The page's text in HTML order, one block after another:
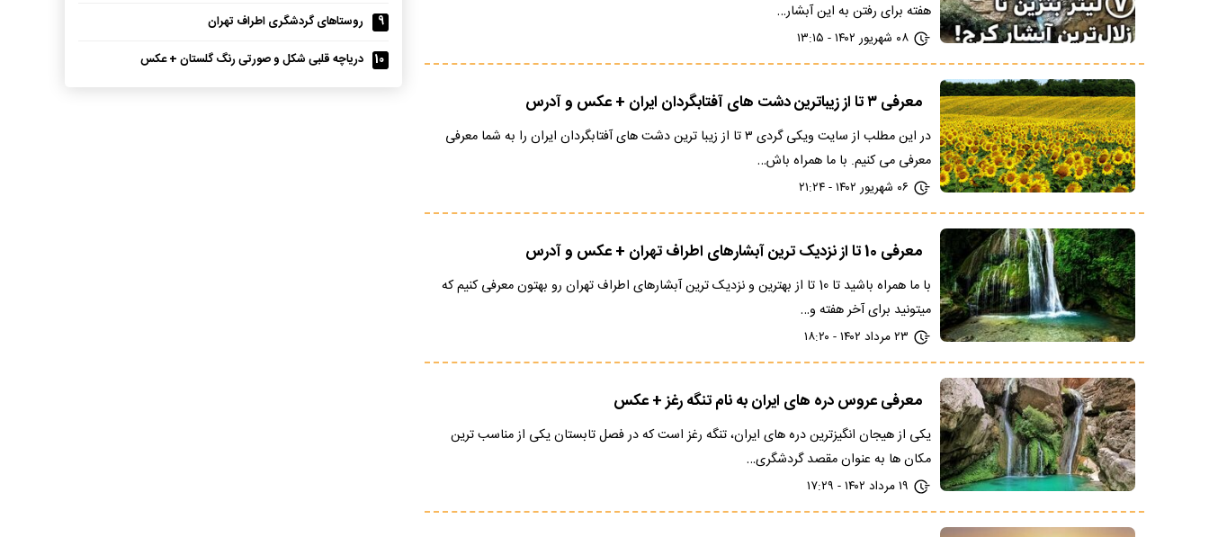
هفته برای رفتن به این آبشار…
۰۸ شهریور ۱۴۰۲ - ۱۳:۱۵
معرفی ۳ تا از زیباترین دشت های آفتابگردان ایران + عکس و آدرس
در این مطلب از سایت ویکی گردی ۳ تا از زیبا ترین دشت های آفتابگردان ایران را به شما معرفی
معرفی می کنیم. با ما همراه باش…
۰۶ شهریور ۱۴۰۲ - ۲۱:۲۴
معرفی 10 تا از نزدیک ترین آبشارهای اطراف تهران + عکس و آدرس
با ما همراه باشید تا 10 تا از بهترین و نزدیک ترین آبشارهای اطراف تهران رو بهتون معرفی کنیم که
میتونید برای آخر هفته و…
۲۳ مرداد ۱۴۰۲ - ۱۸:۲۰
معرفی عروس دره های ایران به نام تنگه رغز + عکس
یکی از هیجان انگیزترین دره های ایران، تنگه رغز است که در فصل تابستان یکی از مناسب ترین
مکان ها به عنوان مقصد گردشگری…
۱۹ مرداد ۱۴۰۲ - ۱۷:۲۹
9
روستاهای گردشگری اطراف تهران
10
دریاچه قلبی شکل و صورتی رنگ گلستان + عکس